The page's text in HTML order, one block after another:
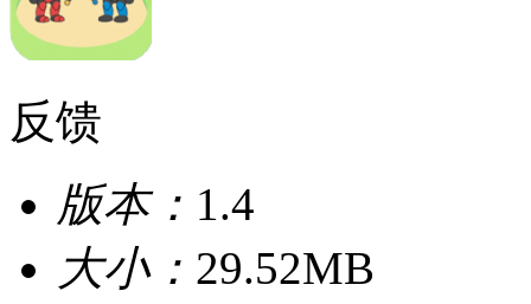
反馈
版本： 1.4
大小： 29.52MB